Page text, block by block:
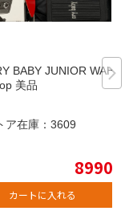
BABY JUNIOR WAH J
美品
ア在庫： 3609
8990
カートに入れる